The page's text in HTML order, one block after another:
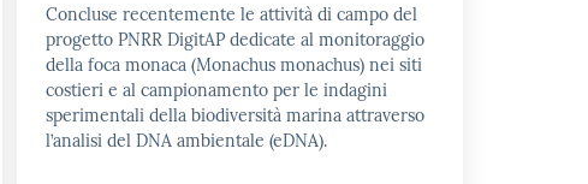
Concluse recentemente le attività di campo del
progetto PNRR DigitAP dedicate al monitoraggio
della foca monaca (Monachus monachus) nei siti
costieri e al campionamento per le indagini
sperimentali della biodiversità marina attraverso
l’analisi del DNA ambientale (eDNA).